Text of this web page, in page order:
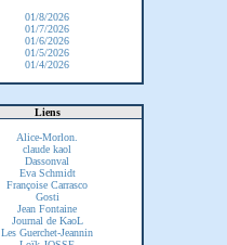
01/8/2026
01/7/2026
01/6/2026
01/5/2026
01/4/2026
Liens
Alice-Morlon.
claude kaol
Dassonval
Eva Schmidt
Françoise Carrasco
Gosti
Jean Fontaine
Journal de KaoL
Les Guerchet-Jeannin